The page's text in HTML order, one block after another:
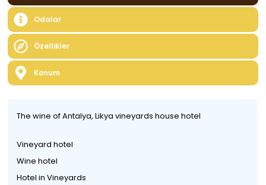
Odalar
Özellikler
Konum
The wine of Antalya, Likya vineyards house hotel
Vineyard hotel
Wine hotel
Hotel in Vineyards